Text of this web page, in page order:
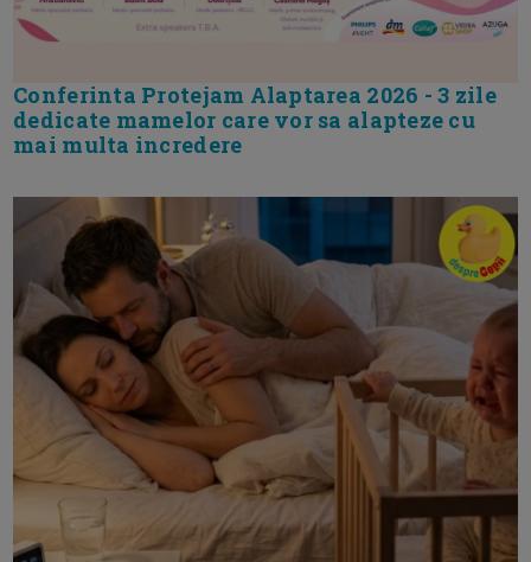
Conferinta Protejam Alaptarea 2026 - 3 zile
dedicate mamelor care vor sa alapteze cu
mai multa incredere